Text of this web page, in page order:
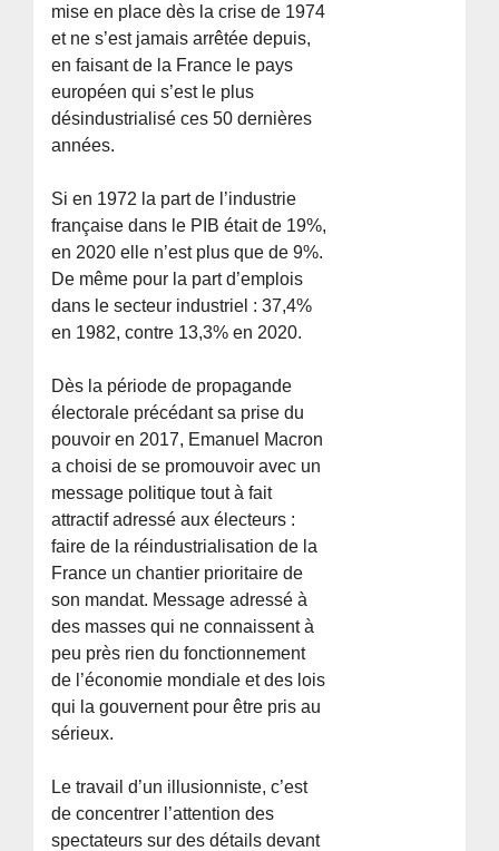
mise en place dès la crise de 1974
et ne s’est jamais arrêtée depuis,
en faisant de la France le pays
européen qui s’est le plus
désindustrialisé ces 50 dernières
années.
Si en 1972 la part de l’industrie
française dans le PIB était de 19%,
en 2020 elle n’est plus que de 9%.
De même pour la part d’emplois
dans le secteur industriel : 37,4%
en 1982, contre 13,3% en 2020.
Dès la période de propagande
électorale précédant sa prise du
pouvoir en 2017, Emanuel Macron
a choisi de se promouvoir avec un
message politique tout à fait
attractif adressé aux électeurs :
faire de la réindustrialisation de la
France un chantier prioritaire de
son mandat. Message adressé à
des masses qui ne connaissent à
peu près rien du fonctionnement
de l’économie mondiale et des lois
qui la gouvernent pour être pris au
sérieux.
Le travail d’un illusionniste, c’est
de concentrer l’attention des
spectateurs sur des détails devant